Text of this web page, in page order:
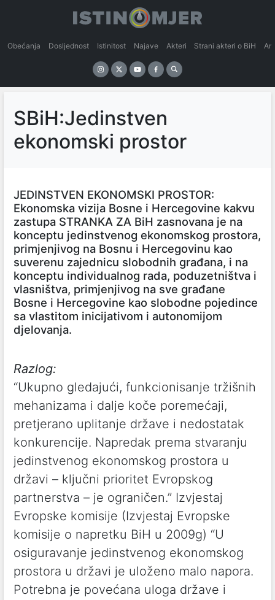
Obećanja Dosljednost Istinitost Najave Akteri Strani akteri o BiH
SBiH:Jedinstven
ekonomski prostor
JEDINSTVEN EKONOMSKI PROSTOR:
Ekonomska vizija Bosne i Hercegovine kakvu
zastupa STRANKA ZA BiH zasnovana je na
konceptu jedinstvenog ekonomskog prostora,
primjenjivog na Bosnu i Hercegovinu kao
suverenu zajednicu slobodnih građana, i na
konceptu individualnog rada, poduzetništva i
vlasništva, primjenjivog na sve građane
Bosne i Hercegovine kao slobodne pojedince
sa vlastitom inicijativom i autonomijom
djelovanja.
Razlog:
“Ukupno gledajući, funkcionisanje tržišnih
mehanizama i dalje koče poremećaji,
pretjerano uplitanje države i nedostatak
konkurencije. Napredak prema stvaranju
jedinstvenog ekonomskog prostora u
državi – ključni prioritet Evropskog
partnerstva – je ograničen.” Izvjestaj
Evropske komisije (Izvjestaj Evropske
komisije o napretku BiH u 2009g) “U
osiguravanje jedinstvenog ekonomskog
prostora u državi je uloženo malo napora.
Potrebna je povećana uloga države i